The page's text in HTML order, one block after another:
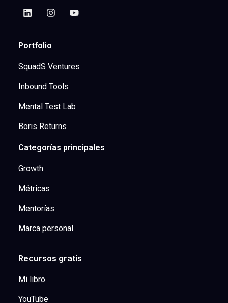
Portfolio
SquadS Ventures
Inbound Tools
Mental Test Lab
Boris Returns
Categorías principales
Growth
Métricas
Mentorías
Marca personal
Recursos gratis
Mi libro
YouTube